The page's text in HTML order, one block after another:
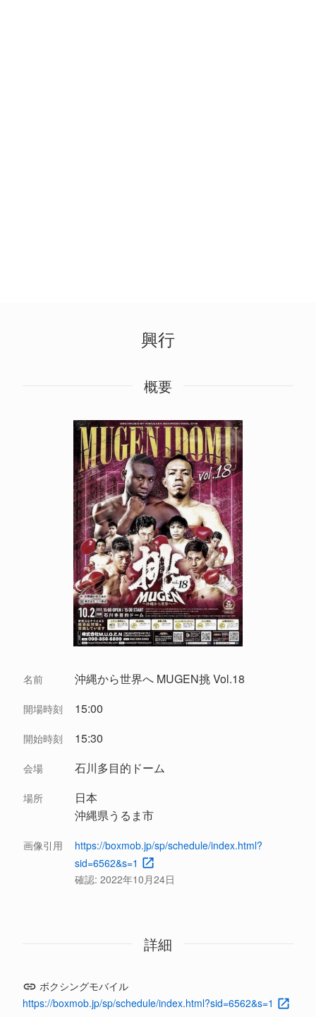
興行
概要
名前 沖縄から世界へ MUGEN挑 Vol.18
開場時刻 15:00
開始時刻 15:30
会場 石川多目的ドーム
場所
日本
沖縄県うるま市
画像引用
https://boxmob.jp/sp/schedule/index.html?
sid=6562&s=1
確認: 2022年10月24日
詳細
ボクシングモバイル
https://boxmob.jp/sp/schedule/index.html?sid=6562&s=1